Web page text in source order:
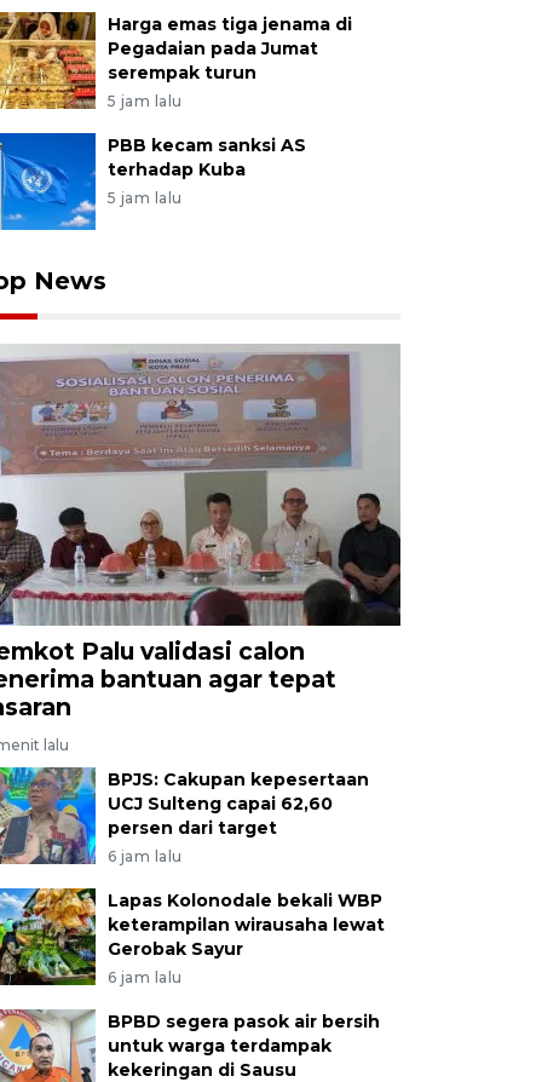
Harga emas tiga jenama di
Pegadaian pada Jumat
serempak turun
5 jam lalu
PBB kecam sanksi AS
terhadap Kuba
5 jam lalu
News
Palu validasi calon
bantuan agar tepat
lalu
BPJS: Cakupan kepesertaan
UCJ Sulteng capai 62,60
persen dari target
6 jam lalu
Lapas Kolonodale bekali WBP
keterampilan wirausaha lewat
Gerobak Sayur
6 jam lalu
BPBD segera pasok air bersih
untuk warga terdampak
kekeringan di Sausu